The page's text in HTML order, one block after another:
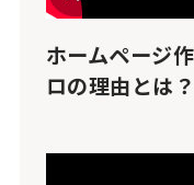
ホームページ
ロの理由とは？